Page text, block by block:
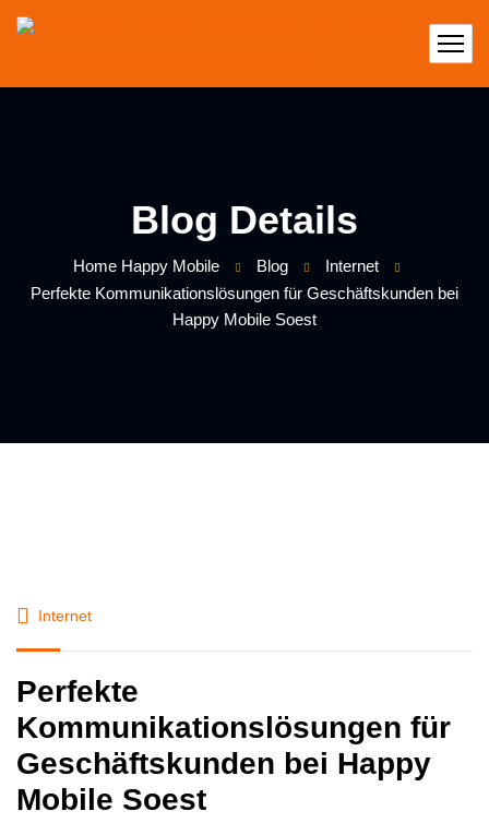
Blog Details
Home Happy Mobile Blog
Internet
Perfekte Kommunikationslösungen für Geschäftskunden bei
Happy Mobile Soest
Internet
Perfekte
Kommunikationslösungen für
Geschäftskunden bei Happy
Mobile Soest